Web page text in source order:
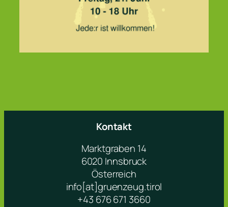
Kontakt
Marktgraben 14
6020 Innsbruck
Österreich
info[at]gruenzeug.tirol
+43 676 671 3660